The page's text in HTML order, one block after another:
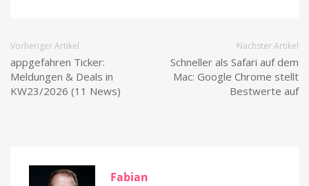
Vorheriger Artikel
appgefahren Ticker:
Meldungen & Deals in
KW23/2026 (11 News)
Nächster Artikel
Schneller als Safari auf dem
Mac: Google Chrome stellt
Bestwerte auf
Fabian